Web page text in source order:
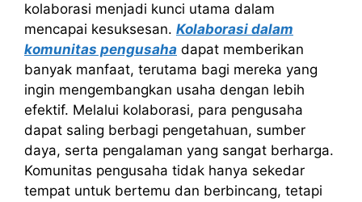
kolaborasi menjadi kunci utama dalam
mencapai kesuksesan. Kolaborasi dalam
komunitas pengusaha dapat memberikan
banyak manfaat, terutama bagi mereka yang
ingin mengembangkan usaha dengan lebih
efektif. Melalui kolaborasi, para pengusaha
dapat saling berbagi pengetahuan, sumber
daya, serta pengalaman yang sangat berharga.
Komunitas pengusaha tidak hanya sekedar
tempat untuk bertemu dan berbincang, tetapi